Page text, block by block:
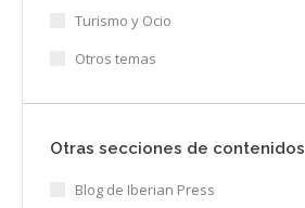
Turismo y Ocio
Otros temas
Otras secciones de contenidos
Blog de Iberian Press